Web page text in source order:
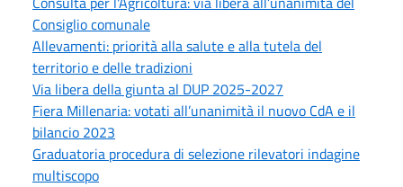
Consiglio comunale
Allevamenti: priorità alla salute e alla tutela del
territorio e delle tradizioni
Via libera della giunta al DUP 2025-2027
Fiera Millenaria: votati all’unanimità il nuovo CdA e il
bilancio 2023
Graduatoria procedura di selezione rilevatori indagine
multiscopo